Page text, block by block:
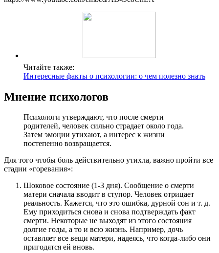
Читайте также:
Интересные факты о психологии: о чем полезно знать
Мнение психологов
Психологи утверждают, что после смерти
родителей, человек сильно страдает около года.
Затем эмоции утихают, а интерес к жизни
постепенно возвращается.
Для того чтобы боль действительно утихла, важно пройти все
стадии «горевания»:
Шоковое состояние (1-3 дня). Сообщение о смерти
матери сначала вводит в ступор. Человек отрицает
реальность. Кажется, что это ошибка, дурной сон и т. д.
Ему приходиться снова и снова подтверждать факт
смерти. Некоторые не выходят из этого состояния
долгие годы, а то и всю жизнь. Например, дочь
оставляет все вещи матери, надеясь, что когда-либо они
пригодятся ей вновь.